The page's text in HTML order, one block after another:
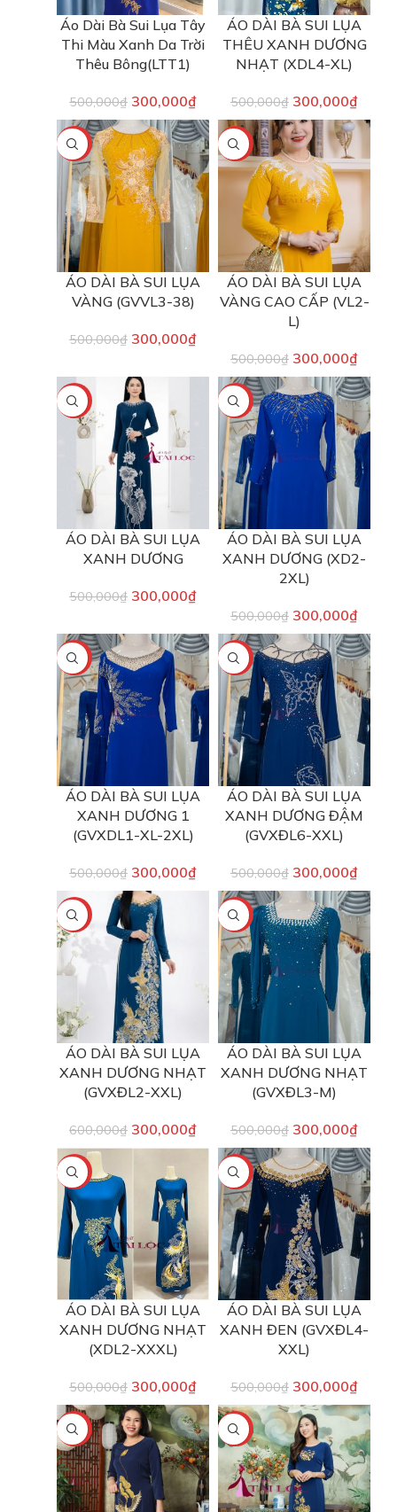
Áo Dài Bà Sui Lụa Tây
Thi Màu Xanh Da Trời
Thêu Bông(LTT1)
500,000₫ 300,000₫
ÁO DÀI BÀ SUI LỤA
THÊU XANH DƯƠNG
NHẠT (XDL4-XL)
500,000₫ 300,000₫
-40%
ÁO DÀI BÀ SUI LỤA
VÀNG (GVVL3-38)
500,000₫ 300,000₫
-40%
ÁO DÀI BÀ SUI LỤA
VÀNG CAO CẤP (VL2-
L)
500,000₫ 300,000₫
-40%
ÁO DÀI BÀ SUI LỤA
XANH DƯƠNG
500,000₫ 300,000₫
-40%
ÁO DÀI BÀ SUI LỤA
XANH DƯƠNG (XD2-
2XL)
500,000₫ 300,000₫
-40%
ÁO DÀI BÀ SUI LỤA
XANH DƯƠNG 1
(GVXDL1-XL-2XL)
500,000₫ 300,000₫
-40%
ÁO DÀI BÀ SUI LỤA
XANH DƯƠNG ĐẬM
(GVXĐL6-XXL)
500,000₫ 300,000₫
-50%
ÁO DÀI BÀ SUI LỤA
XANH DƯƠNG NHẠT
(GVXĐL2-XXL)
600,000₫ 300,000₫
-40%
ÁO DÀI BÀ SUI LỤA
XANH DƯƠNG NHẠT
(GVXĐL3-M)
500,000₫ 300,000₫
-40%
ÁO DÀI BÀ SUI LỤA
XANH DƯƠNG NHẠT
(XDL2-XXXL)
500,000₫ 300,000₫
-40%
ÁO DÀI BÀ SUI LỤA
XANH ĐEN (GVXĐL4-
XXL)
500,000₫ 300,000₫
-25% -40%